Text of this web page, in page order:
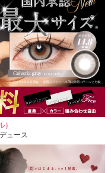
ュース